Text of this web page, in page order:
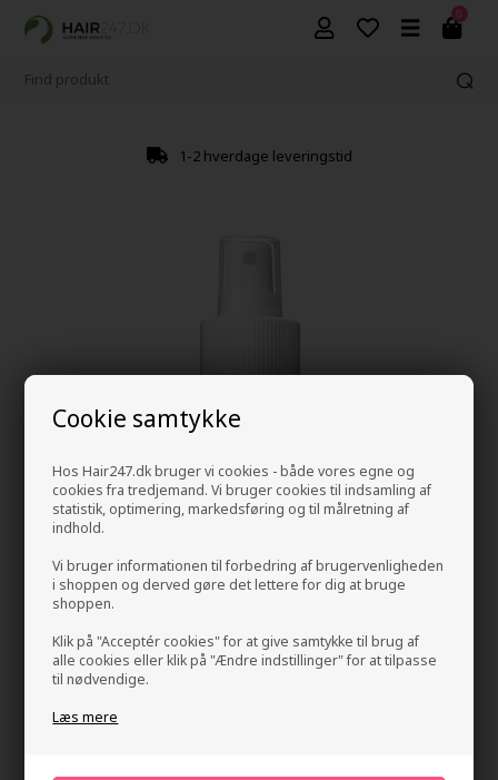
Cookie samtykke
Hos Hair247.dk bruger vi cookies - både vores egne og
cookies fra tredjemand. Vi bruger cookies til indsamling af
statistik, optimering, markedsføring og til målretning af
indhold.
Vi bruger informationen til forbedring af brugervenligheden
i shoppen og derved gøre det lettere for dig at bruge
shoppen.
Klik på "Acceptér cookies" for at give samtykke til brug af
alle cookies eller klik på "Ændre indstillinger" for at tilpasse
til nødvendige.
Læs mere
0
1-2 hverdage leveringstid
Sachajuan Ocean Mist Sea Salt Spray 150ml